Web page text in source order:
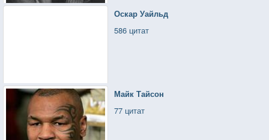
Оскар Уайльд
586 цитат
Майк Тайсон
77 цитат